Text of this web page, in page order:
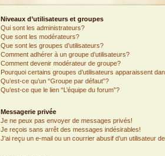
Niveaux d’utilisateurs et groupes
Qui sont les administrateurs?
Que sont les modérateurs?
Que sont les groupes d’utilisateurs?
Comment adhérer à un groupe d’utilisateurs?
Comment devenir modérateur de groupe?
Pourquoi certains groupes d’utilisateurs apparaissent
Qu’est-ce qu’un “Groupe par défaut”?
Qu’est-ce que le lien “L’équipe du forum”?
Messagerie privée
Je ne peux pas envoyer de messages privés!
Je reçois sans arrêt des messages indésirables!
J’ai reçu un e-mail ou un courrier abusif d’un utilisateur